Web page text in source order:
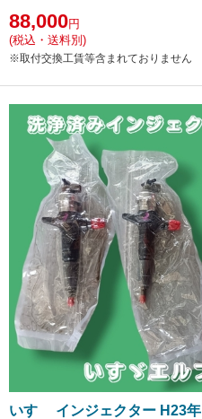
88,000円
(税込・送料別)
※取付交換工賃等含まれておりません
いすゞ インジェクター H23年